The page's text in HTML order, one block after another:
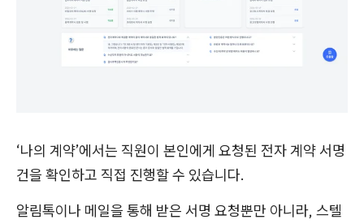
‘나의 계약’에서는 직원이 본인에게 요청된 전자 계약 서명
건을 확인하고 직접 진행할 수 있습니다.
알림톡이나 메일을 통해 받은 서명 요청뿐만 아니라, 스텔